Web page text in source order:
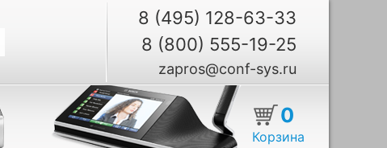
8 (495) 128-63-33
8 (800) 555-19-25
zapros@conf-sys.ru
0
Корзина